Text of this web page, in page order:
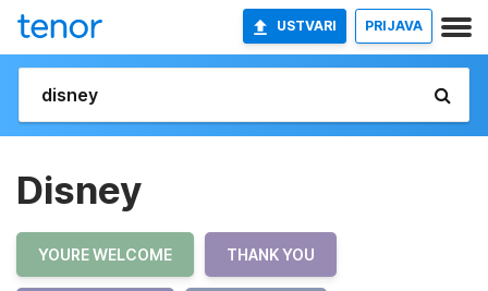
USTVARI PRIJAVA
Disney
YOURE WELCOME THANK YOU